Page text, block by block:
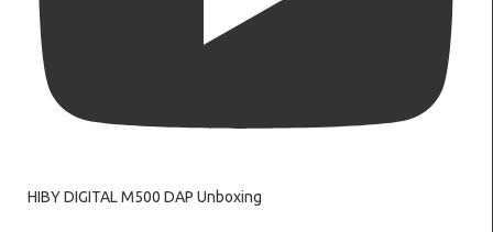
HIBY DIGITAL M500 DAP Unboxing